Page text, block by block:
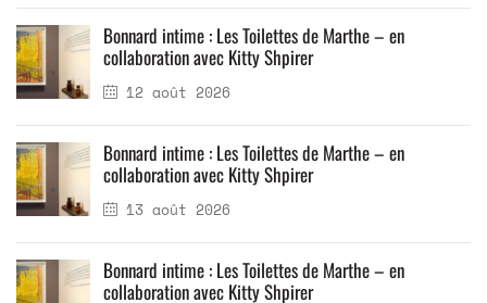
12 août 2026
Bonnard intime : Les Toilettes de Marthe – en
collaboration avec Kitty Shpirer
13 août 2026
Bonnard intime : Les Toilettes de Marthe – en
collaboration avec Kitty Shpirer
Bonnard intime : Les Toilettes de Marthe – en
collaboration avec Kitty Shpirer